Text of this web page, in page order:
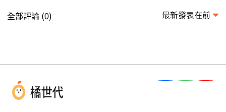
全部評論 (0) 最新發表在前